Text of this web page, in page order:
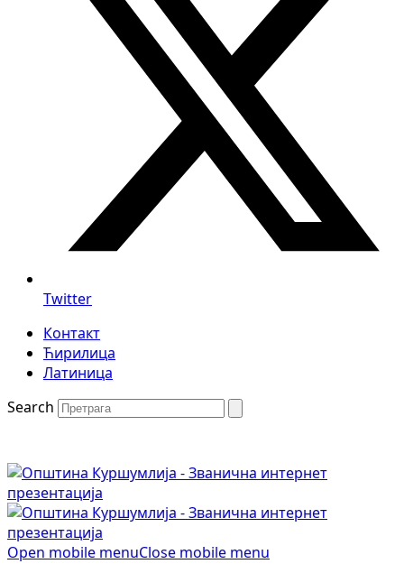
Twitter
Контакт
Ћирилица
Латиница
Search
Open mobile menuClose mobile menu